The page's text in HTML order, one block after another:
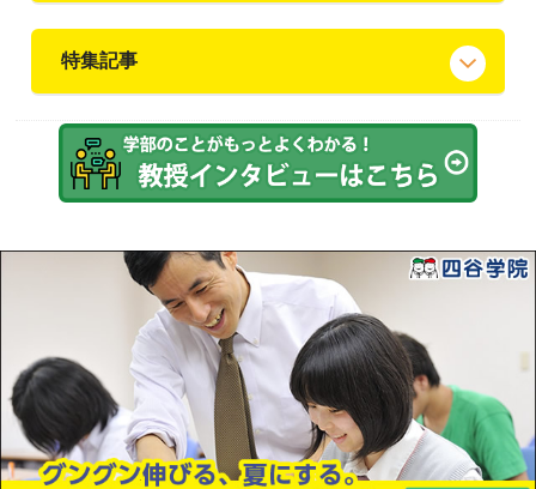
特集記事